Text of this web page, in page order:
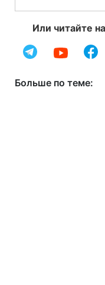
Или читайте
Больше по теме: